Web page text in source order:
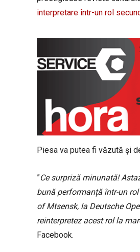
interpretare într-un rol
Piesa va putea fi văzută și
”Ce surpriză minunată!
bună performanță într-un
of Mtsensk, la Deutsche
reinterpretez acest rol la
Facebook.